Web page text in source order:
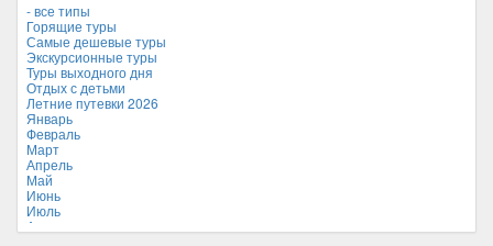
Италия
Камбоджа
Кипр
Куба
Мальдивские острова
Мальта
Новая Зеландия
Объединенные Арабские Эмираты
Перу
Россия
Таиланд
Тунис
Турция
Финляндия
Франция
- все типы
Горящие туры
Самые дешевые туры
Экскурсионные туры
Туры выходного дня
Отдых с детьми
Летние путевки 2026
Январь
Февраль
Март
Апрель
Май
Июнь
Июль
Август